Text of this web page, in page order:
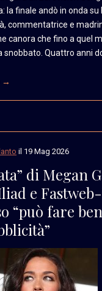
la finale andò in onda su
commentatrice e
canora che fino a quel
snobbato. Quattro anni
→
il 19 Mag 2026
di Megan
e
“può fare